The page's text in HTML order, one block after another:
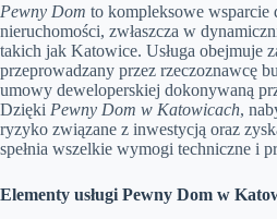
Pewny Dom to kompleksowe wsparcie
nieruchomości, zwłaszcza w
takich jak Katowice. Usługa obejmuje
przeprowadzany przez rzeczoznawcę
umowy deweloperskiej dokonywaną
Dzięki Pewny Dom w Katowicach,
ryzyko związane z inwestycją oraz
spełnia wszelkie wymogi techniczne i
Elementy usługi Pewny Dom w